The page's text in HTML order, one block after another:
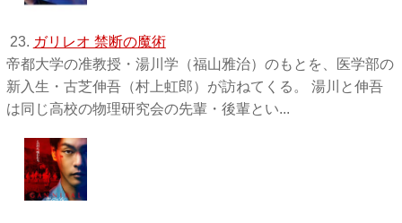
23. ガリレオ 禁断の魔術
帝都大学の准教授・湯川学（福山雅治）のもとを、医学部の
新入生・古芝伸吾（村上虹郎）が訪ねてくる。 湯川と伸吾
は同じ高校の物理研究会の先輩・後輩とい...